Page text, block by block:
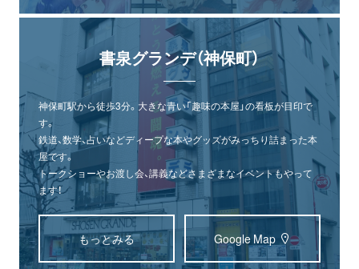
書泉グランデ（神保町）
神保町駅から徒歩3分。大きな青い「趣味の本屋」の看板が目印で
す。
鉄道、数学、占いなどディープな本やグッズがみっちり詰まった本
屋です。
トークショーやお渡し会、講義などさまざまなイベントもやって
ます！
もっとみる Google Map